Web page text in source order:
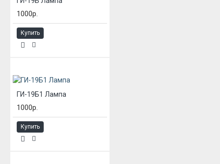
1000р.
Купить
ГИ-19Б1 Лампа
1000р.
Купить